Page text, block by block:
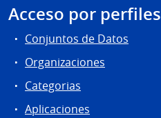
Acceso por perfiles
Conjuntos de Datos
Organizaciones
Categorias
Aplicaciones